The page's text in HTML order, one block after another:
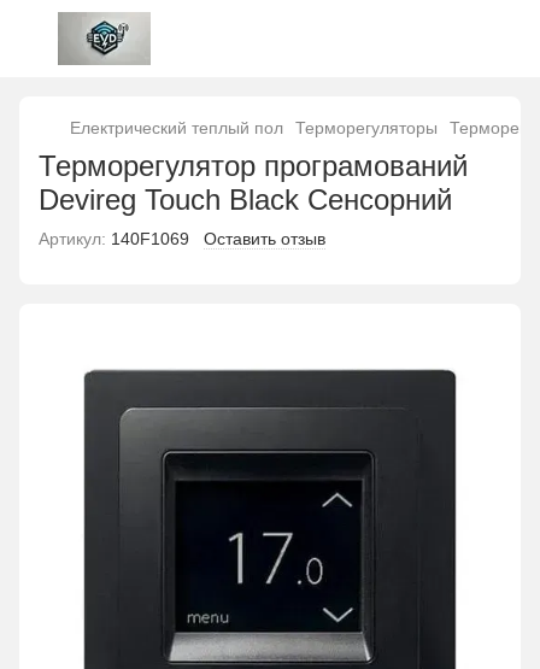
Електрический теплый пол Терморегуляторы
Терморегулятор програмований
Devireg Touch Black Сенсорний
Артикул: 140F1069 Оставить отзыв